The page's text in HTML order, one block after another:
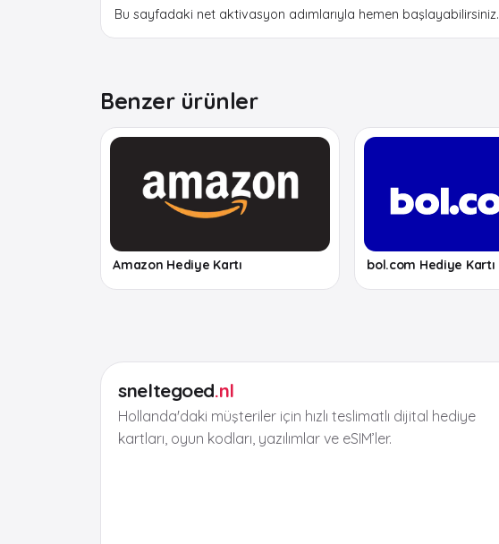
Bu sayfadaki net aktivasyon adımlarıyla hemen başlayabilirsiniz.
Benzer ürünler
Amazon Hediye Kartı bol.com Hediye Kartı
sneltegoed.nl
Hollanda'daki müşteriler için hızlı teslimatlı dijital hediye
kartları, oyun kodları, yazılımlar ve eSIM’ler.